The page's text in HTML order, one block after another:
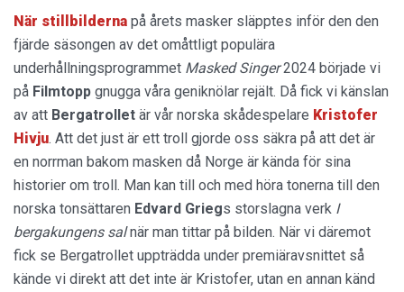
När stillbilderna på årets masker släpptes inför den den
fjärde säsongen av det omåttligt populära
underhållningsprogrammet Masked Singer2024 började vi
på Filmtopp gnugga våra geniknölar rejält. Då fick vi känslan
av att Bergatrollet är vår norska skådespelare Kristofer
Hivju. Att det just är ett troll gjorde oss säkra på att det är
en norrman bakom masken då Norge är kända för sina
historier om troll. Man kan till och med höra tonerna till den
norska tonsättaren Edvard Griegs storslagna verk I
bergakungens salnär man tittar på bilden. När vi däremot
fick se Bergatrollet uppträdda under premiäravsnittet så
kände vi direkt att det inte är Kristofer, utan en annan känd